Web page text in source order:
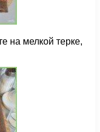
на мелкой терке,